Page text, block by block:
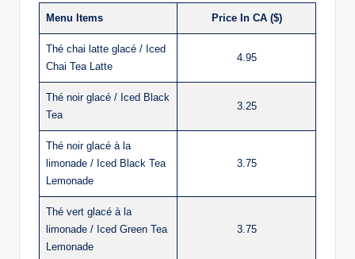
Menu Items Price In CA ($)
Thé chai latte glacé / Iced
Chai Tea Latte
4.95
Thé noir glacé / Iced Black
Tea
3.25
Thé noir glacé à la
limonade / Iced Black Tea
Lemonade
3.75
Thé vert glacé à la
limonade / Iced Green Tea
Lemonade
3.75